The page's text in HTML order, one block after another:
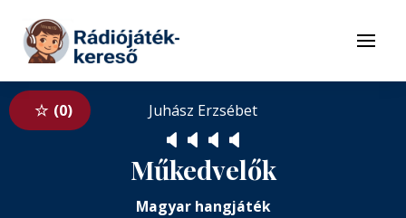
Tovább a tartalomhoz
Menü
0 Juhász Erzsébet
🔈 🔈 🔈 🔈
Műkedvelők
Magyar hangjáték